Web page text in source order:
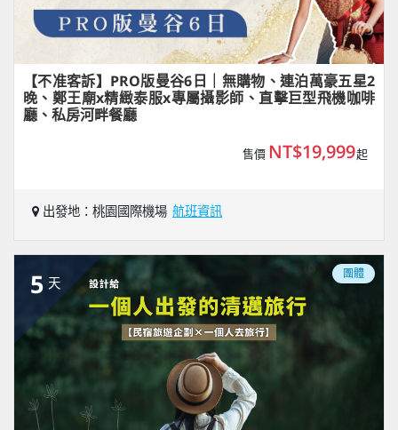
【不准客訴】PRO版曼谷6日｜無購物、連泊萬豪五星2
晚、鄭王廟x精緻泰服x專屬攝影師、直擊巨型飛機咖啡
廳、私房河畔餐廳
售價 NT$19,999起
出發地：桃園國際機場 航班資訊
5 天
團體